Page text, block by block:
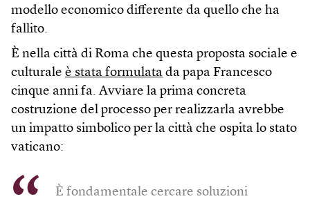
modello economico differente da quello che ha
fallito.
È nella città di Roma che questa proposta sociale e
culturale è stata formulata da papa Francesco
cinque anni fa. Avviare la prima concreta
costruzione del processo per realizzarla avrebbe
un impatto simbolico per la città che ospita lo stato
vaticano:
È fondamentale cercare soluzioni